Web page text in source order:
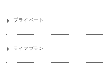
プライベート
ライフプラン